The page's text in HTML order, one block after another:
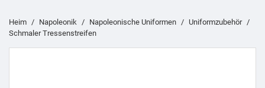
Heim Napoleonik Napoleonische Uniformen
Uniformzubehör
Schmaler Tressenstreifen